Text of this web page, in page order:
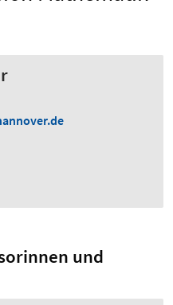
und